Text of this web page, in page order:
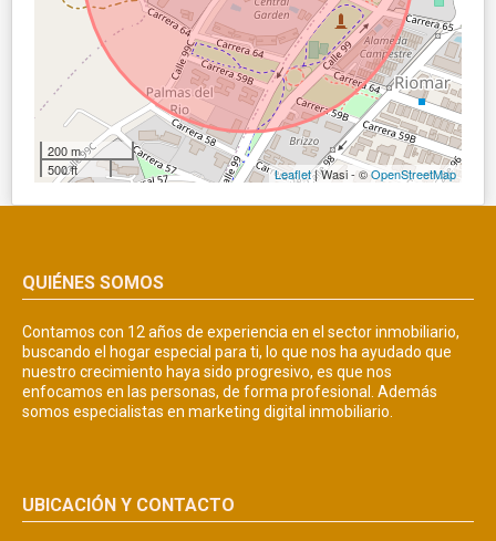
200 m
500 ft
Leaflet| Wasi - ©OpenStreetMap
QUIÉNES SOMOS
Contamos con 12 años de experiencia en el sector inmobiliario,
buscando el hogar especial para ti, lo que nos ha ayudado que
nuestro crecimiento haya sido progresivo, es que nos
enfocamos en las personas, de forma profesional. Además
somos especialistas en marketing digital inmobiliario.
UBICACIÓN Y CONTACTO